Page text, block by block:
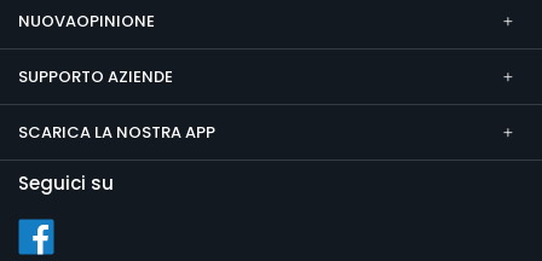
NUOVAOPINIONE
SUPPORTO AZIENDE
SCARICA LA NOSTRA APP
Seguici su